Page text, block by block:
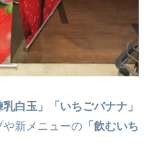
白玉」「いちごバナナ」
や新メニューの 「飲むいち